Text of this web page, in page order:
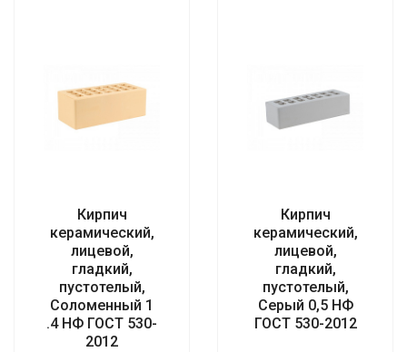
Кирпич
керамический,
лицевой,
гладкий,
пустотелый,
Соломенный 1
.4 НФ ГОСТ 530-
2012
Кирпич
керамический,
лицевой,
гладкий,
пустотелый,
Серый 0,5 НФ
ГОСТ 530-2012